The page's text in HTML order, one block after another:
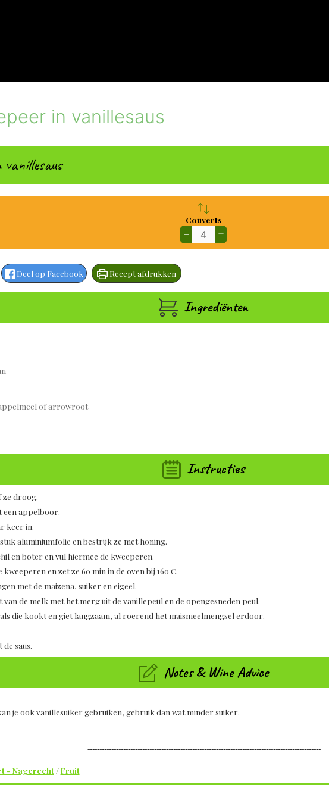
in vanillesaus
vanillesaus
Couverts
– +
Deel op Facebook Recept afdrukken
Ingrediënten
of arrowroot
Instructies
ze droog.
een appelboor.
keer in.
aluminiumfolie en bestrijk ze met honing.
en boter en vul hiermee de kweeperen.
en zet ze 60 min in de oven bij 160 C.
met de maizena, suiker en eigeel.
de melk met het merg uit de vanillepeul en de opengesneden peul.
die kookt en giet langzaam, al roerend het maismeelmengsel erdoor.
saus.
Notes & Wine Advice
je ook vanillesuiker gebruiken, gebruik dan wat minder suiker.
--------------------------------------------------------------------------------------------------
- Nagerecht/Fruit